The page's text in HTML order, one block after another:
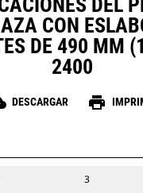
DEL
CON
DE 490 MM
2400
DESCARGAR print
3